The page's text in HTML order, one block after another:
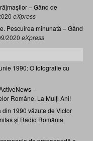
– Gând de
eXpress
Pescuirea minunată – Gând
2020 eXpress
1990: O fotografie cu
–
Române. La Mulți Ani!
1990 văzute de Victor
și Radio România